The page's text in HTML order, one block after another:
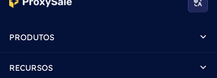
PRODUTOS
RECURSOS